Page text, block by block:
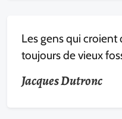
Les gens qui
toujours de vieux
Jacques Dutronc